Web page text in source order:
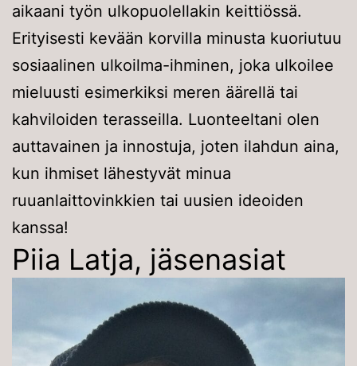
aikaani työn ulkopuolellakin keittiössä.
Erityisesti kevään korvilla minusta kuoriutuu
sosiaalinen ulkoilma-ihminen, joka ulkoilee
mieluusti esimerkiksi meren äärellä tai
kahviloiden terasseilla. Luonteeltani olen
auttavainen ja innostuja, joten ilahdun aina,
kun ihmiset lähestyvät minua
ruuanlaittovinkkien tai uusien ideoiden
kanssa!
Piia Latja, jäsenasiat